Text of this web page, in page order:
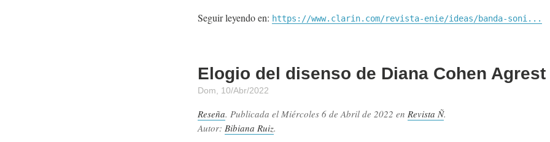
Seguir leyendo en: https://www.clarin.com/revista-enie/ideas/banda-soni...
Elogio del disenso de Diana Cohen Agrest
Dom, 10/Abr/2022
Reseña. Publicada el Miércoles 6 de Abril de 2022 en Revista Ñ.
Autor: Bibiana Ruiz.